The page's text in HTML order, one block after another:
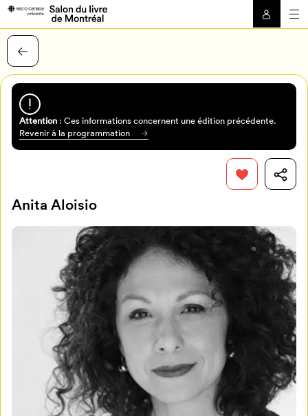
Mon Salon
Attention: Ces informations concernent une édition précédente.
Revenir à la programmation
Anita Aloisio